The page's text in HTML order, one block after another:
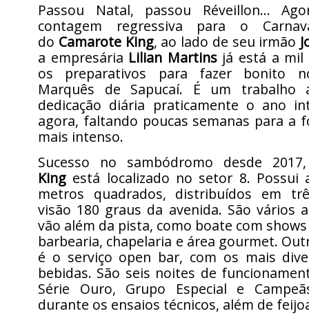
Passou Natal, passou Réveillon…
contagem regressiva para o
do Camarote King, ao lado de seu irmão
a empresária Lilian Martinsjá está a mil
os preparativos para fazer bonito
Marquês de Sapucaí. É um trabalho
dedicação diária praticamente o ano
agora, faltando poucas semanas para a
mais intenso.
Sucesso no sambódromo desde
King está localizado no setor 8. Possui
metros quadrados, distribuídos em
visão 180 graus da avenida. São vários
vão além da pista, como boate com
barbearia, chapelaria e área gourmet.
é o serviço open bar, com os mais
bebidas. São seis noites de
Série Ouro, Grupo Especial e
durante os ensaios técnicos, além de